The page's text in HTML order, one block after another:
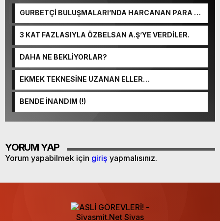
GURBETÇİ BULUŞMALARI’NDA HARCANAN PARA NE
3 KAT FAZLASIYLA ÖZBELSAN A.Ş’YE VERDİLER.
DAHA NE BEKLİYORLAR?
EKMEK TEKNESİNE UZANAN ELLER…
BENDE İNANDIM (!)
YORUM YAP
Yorum yapabilmek için giriş yapmalısınız.